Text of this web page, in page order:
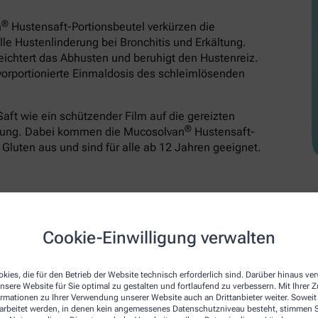
Cookie-Einwilligung verwalten
die für den Betrieb der Website technisch erforderlich sind. Darüber hinaus
Website für Sie optimal zu gestalten und fortlaufend zu verbessern. Mit Ihrer
zu Ihrer Verwendung unserer Website auch an Drittanbieter weiter. Soweit
werden, in denen kein angemessenes Datenschutzniveau besteht, stimmen
® Hustensaft-Portionsbeutel verkürzen die
Hustenlinderung bei Bronchitis und Erkältung.
das Abhusten und beruhigt den Hustenreiz.
Einmaldosis des schleimlösenden
wie ein schützender Film auf die gereizten
Dabei kommen die Mucosolvan® Hustensaft-
aus und sind für alle ab 12 Jahren geeignet.
Ohne Alkohol
Ab 2 Jahren
Levodropropizin